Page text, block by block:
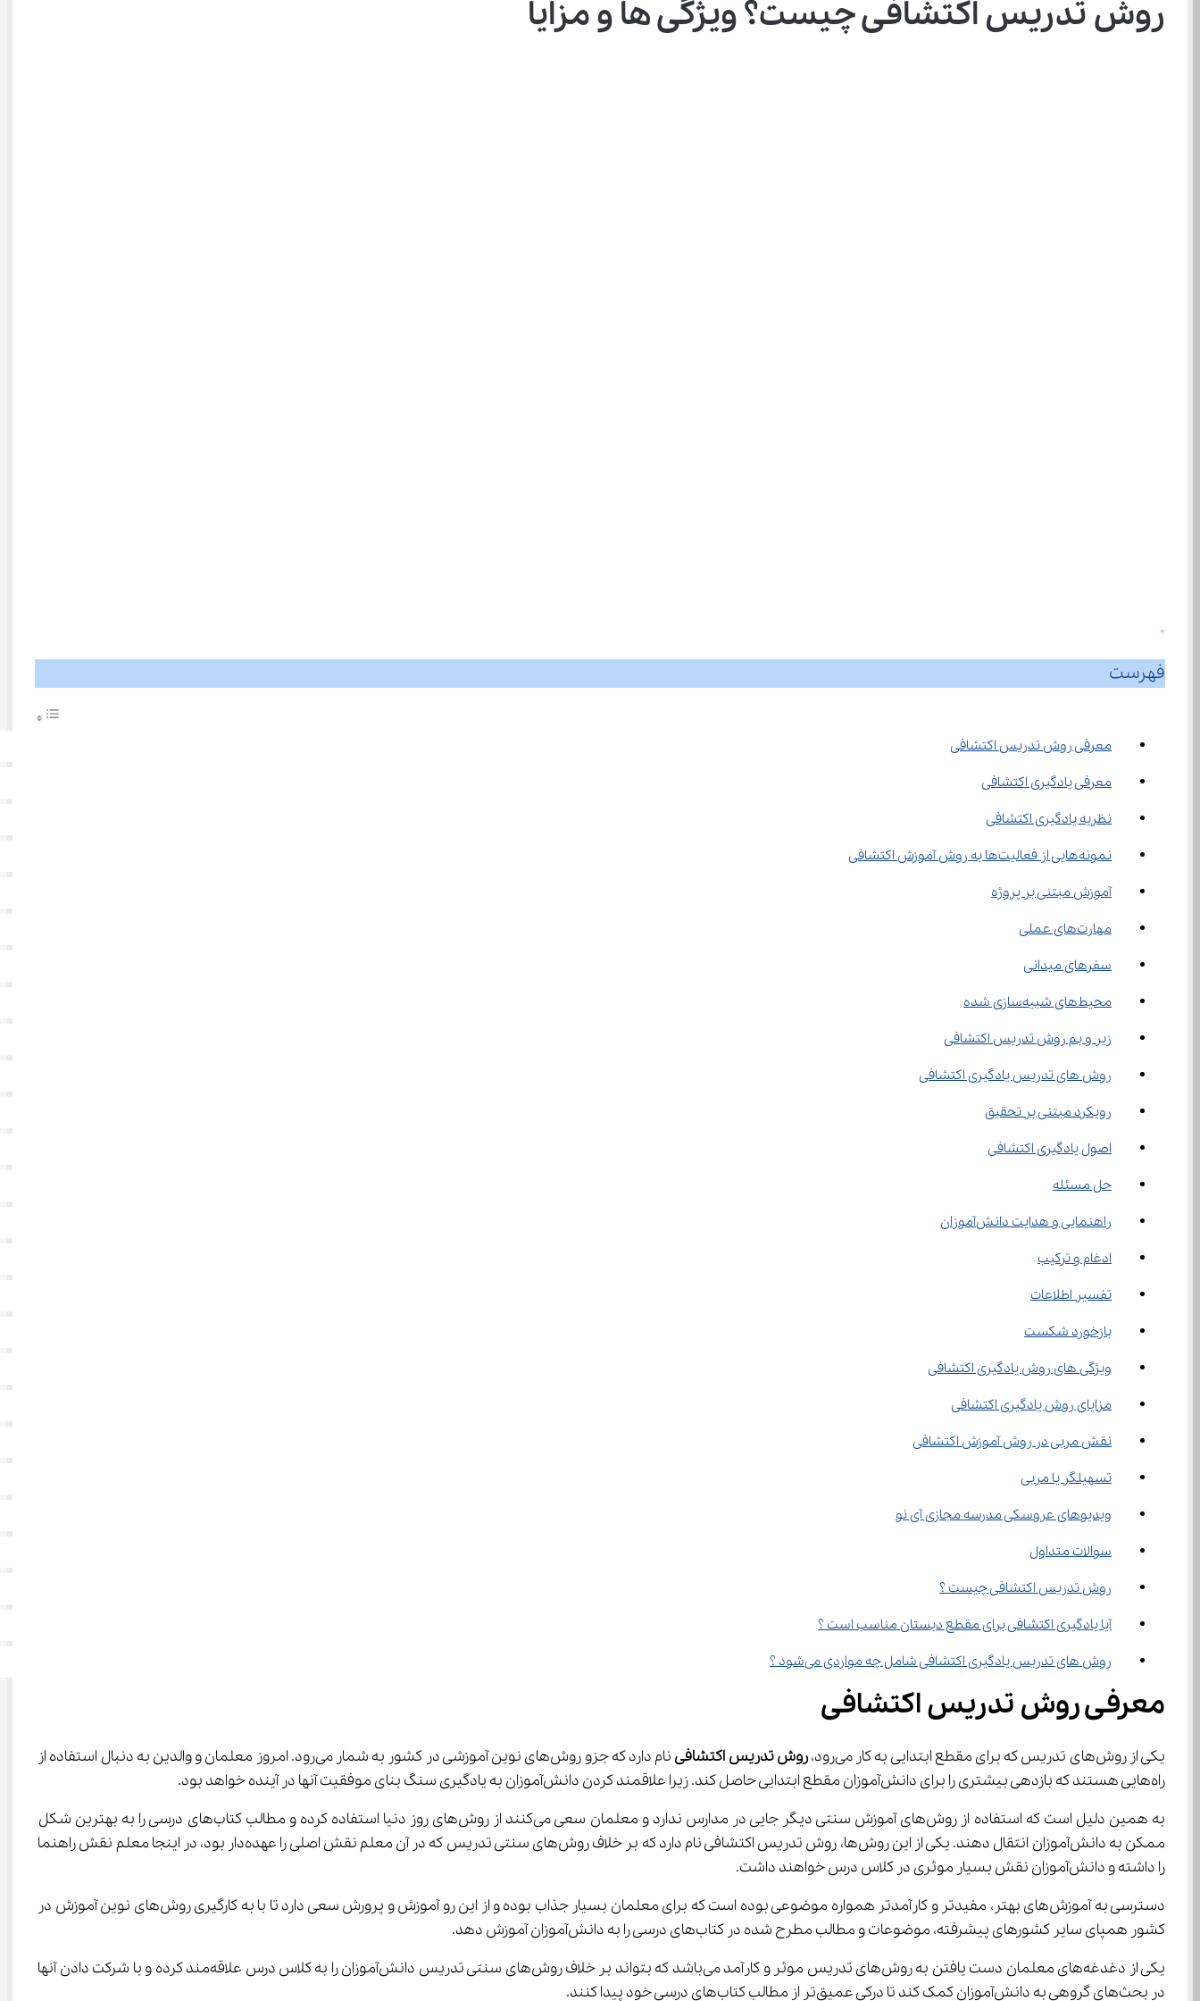
روش تدریس اکتشافی چیست؟ ویژگی ‌ها و مزایا
0
فهرست
معرفی روش تدریس اکتشافی
معرفی یادگیری اکتشافی
نظریه یادگیری اکتشافی
نمونه‌هایی از فعالیت‌ها به روش آموزش اکتشافی
آموزش مبتنی بر پروژه
مهارت‌های عملی
سفرهای میدانی
محیط‌های شبیه‌سازی شده
زیر و بم روش تدریس اکتشافی
روش های تدریس یادگیری اکتشافی
رویکرد مبتنی بر تحقیق
اصول یادگیری اکتشافی
حل مسئله
راهنمایی و هدایت دانش‌آموزان
ادغام و ترکیب
تفسیر اطلاعات
بازخورد شکست
ویژگی‌ های روش یادگیری اکتشافی
مزایای روش یادگیری اکتشافی
نقش مربی در روش آموزش اکتشافی
تسهیلگر یا مربی
ویدیوهای عروسکی مدرسه مجازی آی نو
سوالات متداول
روش تدریس اکتشافی چیست ؟
آیا یادگیری اکتشافی برای مقطع دبستان مناسب است ؟
روش ‌های تدریس یادگیری اکتشافی شامل چه مواردی می‌شود ؟
معرفی روش تدریس اکتشافی
یکی از روش‌های تدریس که برای مقطع ابتدایی به کار می‌رود، روش تدریس اکتشافی
نام دارد که جزو روش‌های نوین آموزشی در کشور به شمار می‌رود. امروز معلمان و والدین به دنبال استفاده از
راه‌هایی هستند که بازدهی بیشتری را برای دانش‌آموزان مقطع ابتدایی حاصل کند. زیرا علاقمند کردن دانش‌آموزان به یادگیری سنگ بنای موفقیت آنها در آینده خواهد بود.
به همین دلیل است که استفاده از روش‌های آموزش سنتی دیگر جایی در مدارس ندارد و معلمان سعی می‌کنند از روش‌های روز دنیا استفاده کرده و مطالب کتاب‌های درسی را به بهترین شکل
ممکن به دانش‌آموزان انتقال دهند. یکی از این روش‌ها، روش تدریس اکتشافی نام دارد که بر خلاف روش‌های سنتی تدریس که در آن معلم نقش اصلی را عهده‌دار بود، در اینجا معلم نقش راهنما
را داشته و دانش‌آموزان نقش بسیار موثری در کلاس درس خواهند داشت.
دسترسی به آموزش‌های بهتر، مفیدتر و کارآمدتر همواره موضوعی بوده است که برای معلمان بسیار جذاب بوده و از این رو آموزش و پرورش سعی دارد تا با به کارگیری روش‌های نوین آموزش در
کشور همپای سایر کشورهای پیشرفته، موضوعات و مطالب مطرح شده در کتاب‌های درسی را به دانش‌آموزان آموزش دهد.
یکی از دغدغه‌های معلمان دست یافتن به روش‌های تدریس موثر و کارآمد می‌باشد که بتواند بر خلاف روش‌های سنتی تدریس دانش‌آموزان را به کلاس درس علاقه‌مند کرده و با شرکت دادن آنها
در بحث‌های گروهی به دانش‌آموزان کمک کند تا درکی عمیق‌تر از مطالب کتاب‌های درسی خود پیدا کنند.